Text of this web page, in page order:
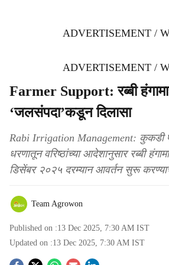
ADVERTISEMENT /
ADVERTISEMENT /
Farmer Support: रब्बी
‘जलसंपदा’कडून दिलासा
Rabi Irrigation Management: कुकडी
धरणातून वरिष्ठांच्या आदेशानुसार रब्बी
डिसेंबर २०२५ दरम्यान आवर्तन सुरू
Team Agrowon
Published on :13 Dec 2025, 7:30 AM IST
Updated on :13 Dec 2025, 7:30 AM IST